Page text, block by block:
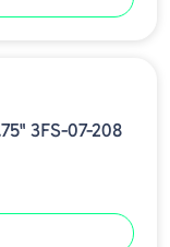
3FS-07-208